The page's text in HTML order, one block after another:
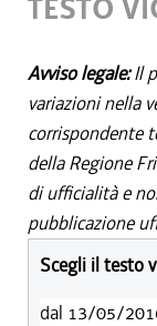
TESTO
Avviso legale:Il
variazioni nella
corrispondente
della Regione
di ufficialità e
pubblicazione
Scegli il testo
dal 13/05/